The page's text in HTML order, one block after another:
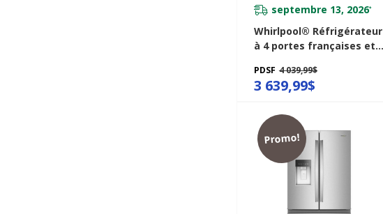
septembre 13, 2026*
Whirlpool® Réfrigérateur
à 4 portes françaises et
véritable de 36 po - 22 pi
cu WRMC7036RZ
PDSF 4 039,99$
3 639,99$
Promo!